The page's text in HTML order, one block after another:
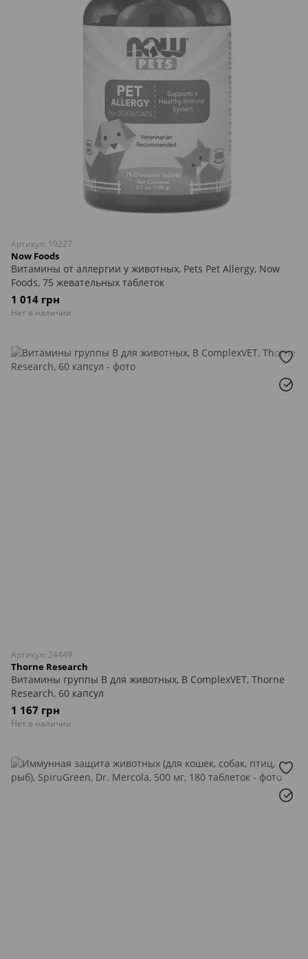
Артикул: 19227
Now Foods
Витамины от аллергии у животных, Pets Pet Allergy, Now
Foods, 75 жевательных таблеток
1 014 грн
Нет в наличии
Артикул: 24449
Thorne Research
Витамины группы В для животных, B ComplexVET, Thorne
Research, 60 капсул
1 167 грн
Нет в наличии